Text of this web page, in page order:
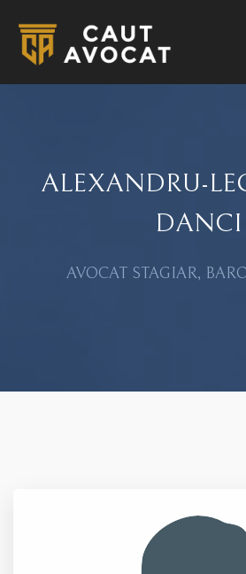
ALEXANDRU-
DANCI
AVOCAT STAGIAR,